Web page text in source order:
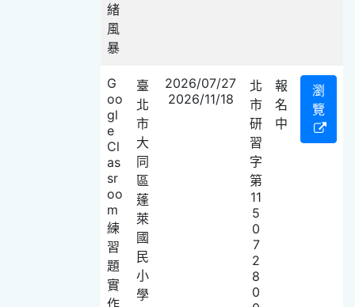
緒
風
暴
G
oo
gl
e
Cl
as
sr
oo
m
練
習
題
實
作
臺
北
市
大
同
區
蓬
萊
國
民
小
學
2026/07/27
2026/11/18
北
市
研
習
字
第
11
5
0
7
2
8
0
報
名
中
瀏
覽